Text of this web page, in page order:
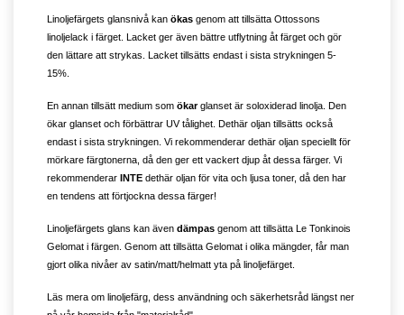
Linoljefärgets glansnivå kan ökas genom att tillsätta Ottossons
linoljelack i färget. Lacket ger även bättre utflytning åt färget och gör
den lättare att strykas. Lacket tillsätts endast i sista strykningen 5-
15%.
En annan tillsätt medium som ökarglanset är soloxiderad linolja. Den
ökar glanset och förbättrar UV tålighet. Dethär oljan tillsätts också
endast i sista strykningen. Vi rekommenderar dethär oljan speciellt för
mörkare färgtonerna, då den ger ett vackert djup åt dessa färger. Vi
rekommenderar
INTE dethär oljan för vita och ljusa toner, då den har
en tendens att förtjockna dessa färger!
Linoljefärgets glans kan även dämpas genom att tillsätta Le Tonkinois
Gelomat i färgen. Genom att tillsätta Gelomat i olika mängder, får man
gjort olika nivåer av satin/matt/helmatt yta på linoljefärget.
Läs mera om linoljefärg, dess användning och säkerhetsråd längst ner